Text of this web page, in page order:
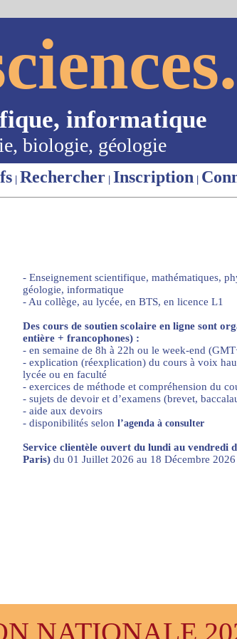
informatique
biologie, géologie
| Rechercher | Inscription |
- Enseignement scientifique, mathématiques,
géologie, informatique
- Au collège, au lycée, en BTS, en licence L1
Des cours de soutien scolaire en ligne sont
entière + francophones) :
- en semaine de 8h à 22h ou le week-end
- explication (réexplication) du cours à voix
lycée ou en faculté
- exercices de méthode et compréhension du
- sujets de devoir et d’examens (brevet,
- aide aux devoirs
- disponibilités selon l’agenda à consulter
Service clientèle ouvert du lundi au vendredi
Paris) du 01 Juillet 2026 au 18 Décembre 2026
NATIONALE